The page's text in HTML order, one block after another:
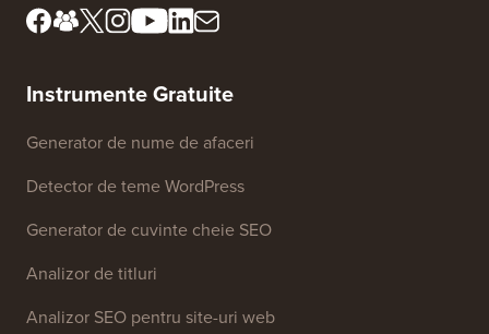
Cunoaște consiliul nostru
de revizuire
Presă & Resurse de brand
Instrumente Gratuite
Generator de nume de afaceri